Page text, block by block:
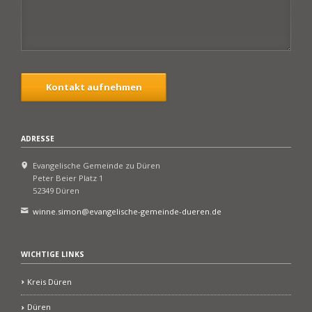
Kontakt aufnehmen
ADRESSE
Evangelische Gemeinde zu Düren
Peter Beier Platz 1
52349 Düren
winne.simon@evangelische-gemeinde-dueren.de
WICHTIGE LINKS
Kreis Düren
Düren